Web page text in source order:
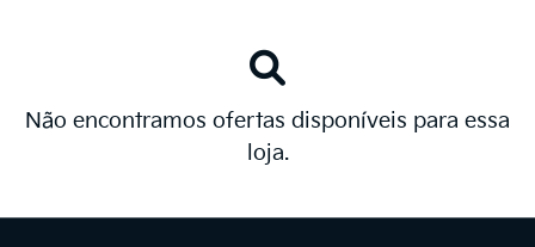
Não encontramos ofertas disponíveis para essa
loja.